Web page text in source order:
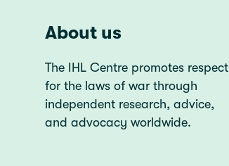
About us
The IHL Centre promotes respect
for the laws of war through
independent research, advice,
and advocacy worldwide.